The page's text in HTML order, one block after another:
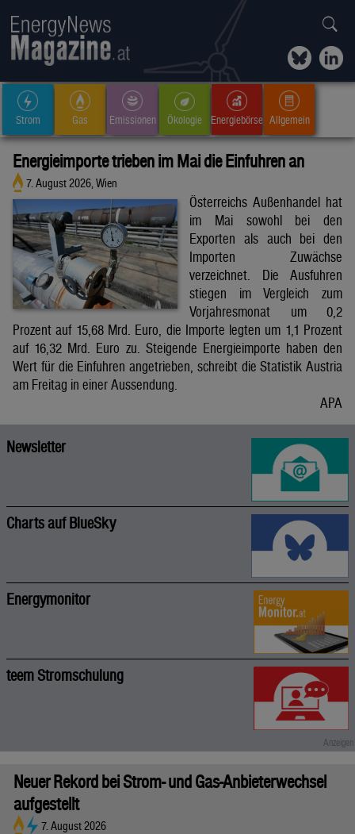
Strom Gas Emissionen Ökologie Energiebörse Allgemein
Energieimporte trieben im Mai die Einfuhren an
7. August 2026, Wien
Österreichs Außenhandel hat
im Mai sowohl bei den
Exporten als auch bei den
Importen Zuwächse
verzeichnet. Die Ausfuhren
stiegen im Vergleich zum
Vorjahresmonat um 0,2
Prozent auf 15,68 Mrd. Euro, die Importe legten um 1,1 Prozent
auf 16,32 Mrd. Euro zu. Steigende Energieimporte haben den
Wert für die Einfuhren angetrieben, schreibt die Statistik Austria
am Freitag in einer Aussendung.
APA
Newsletter
Charts auf BlueSky
Energymonitor
teem Stromschulung
Neuer Rekord bei Strom- und Gas-Anbieterwechsel
aufgestellt
7. August 2026